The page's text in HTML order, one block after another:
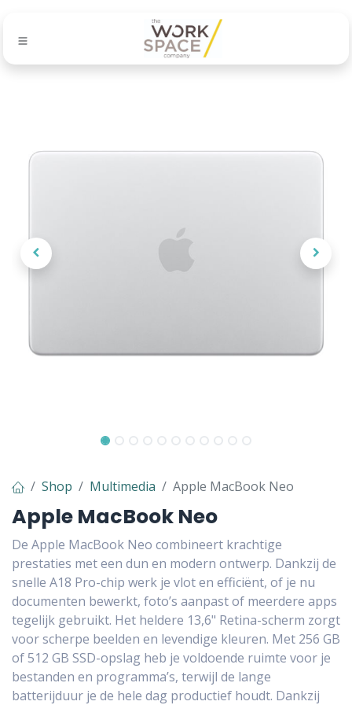
Shop Multimedia Apple MacBook Neo
Apple MacBook Neo
De Apple MacBook Neo combineert krachtige
prestaties met een dun en modern ontwerp. Dankzij de
snelle A18 Pro-chip werk je vlot en efficiënt, of je nu
documenten bewerkt, foto’s aanpast of meerdere apps
tegelijk gebruikt. Het heldere 13,6" Retina-scherm zorgt
voor scherpe beelden en levendige kleuren. Met 256 GB
of 512 GB SSD-opslag heb je voldoende ruimte voor je
bestanden en programma’s, terwijl de lange
batterijduur je de hele dag productief houdt. Dankzij